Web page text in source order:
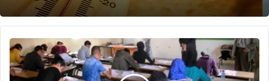
التسجيل
في
باكالوريا